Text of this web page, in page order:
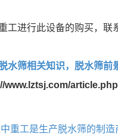
工进行此设备的购买，联
水筛相关知识，脱水筛前
www.lztsj.com/
中重工是生产脱水筛的制造